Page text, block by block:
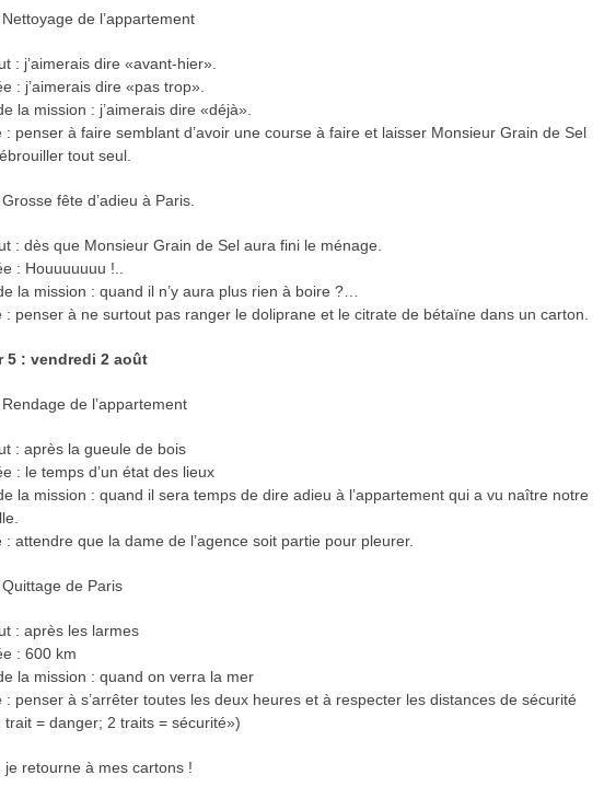
Nettoyage de l’appartement
: j’aimerais dire «avant-hier».
: j’aimerais dire «pas trop».
la mission : j’aimerais dire «déjà».
: penser à faire semblant d’avoir une course à faire et laisser Monsieur Grain de Sel
tout seul.
Grosse fête d’adieu à Paris.
: dès que Monsieur Grain de Sel aura fini le ménage.
: Houuuuuuu !..
la mission : quand il n’y aura plus rien à boire ?…
: penser à ne surtout pas ranger le doliprane et le citrate de bétaïne dans un carton.
5 : vendredi 2 août
Rendage de l’appartement
: après la gueule de bois
: le temps d’un état des lieux
la mission : quand il sera temps de dire adieu à l’appartement qui a vu naître notre
: attendre que la dame de l’agence soit partie pour pleurer.
Quittage de Paris
: après les larmes
: 600 km
la mission : quand on verra la mer
: penser à s’arrêter toutes les deux heures et à respecter les distances de sécurité
trait = danger; 2 traits = sécurité»)
je retourne à mes cartons !